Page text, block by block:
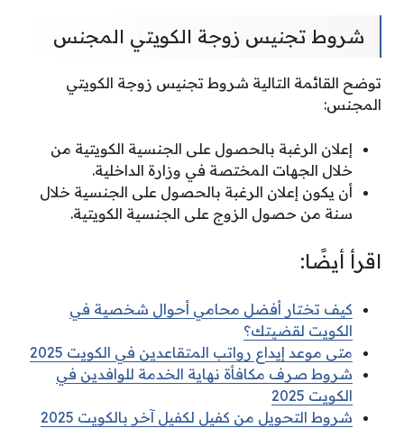
شروط تجنيس زوجة الكويتي المجنس
توضح القائمة التالية شروط تجنيس زوجة الكويتي
المجنس:
إعلان الرغبة بالحصول على الجنسية الكويتية من
خلال الجهات المختصة في وزارة الداخلية.
أن يكون إعلان الرغبة بالحصول على الجنسية خلال
سنة من حصول الزوج على الجنسية الكويتية.
اقرأ أيضًا:
كيف تختار أفضل محامي أحوال شخصية في
الكويت لقضيتك؟
متى موعد إيداع رواتب المتقاعدين في الكويت 2025
شروط صرف مكافأة نهاية الخدمة للوافدين في
الكويت 2025
شروط التحويل من كفيل لكفيل آخر بالكويت 2025